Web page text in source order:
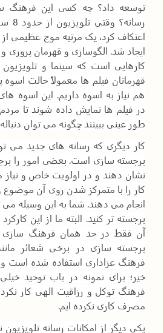
توسعه داد؟ چه کسی این فرهنگ
اعتکاف کرد، یک مرتبه موج عظیمی
ایجاد شد. الگوسازی و قهرمان پروری و
کارهایی است که سینما و تلویزیون
قهرمانان فیلم ها معمولاً حالت اسوه
هم نیاز به اسوه داریم. این اسوه
در فیلم ها نمایش داده شوند تا مردم
طور عینی ببینند چگونه می توان
کار دیگری که رسانه های جدید می
برجسته سازی است. بعضی امور را
نشان دهند و در اولویت خاص و نیاز
کار را با متمرکز شدن روی آن موضوع
انجام می دهند. شما به این وسیله می
برجسته تر کنید. البته ما از این
آن فقط در حد همان فرهنگ سازی
برجسته سازی در برخی شعائر
فرهنگ عزاداری استفاده شده است
خیر؛ برای نمونه در باب توحید خیلی
فرهنگ توکل و رزاقیت الهی کار
مصرف کاری نکرده ایم.
یکی دیگر از امکانات رسانه